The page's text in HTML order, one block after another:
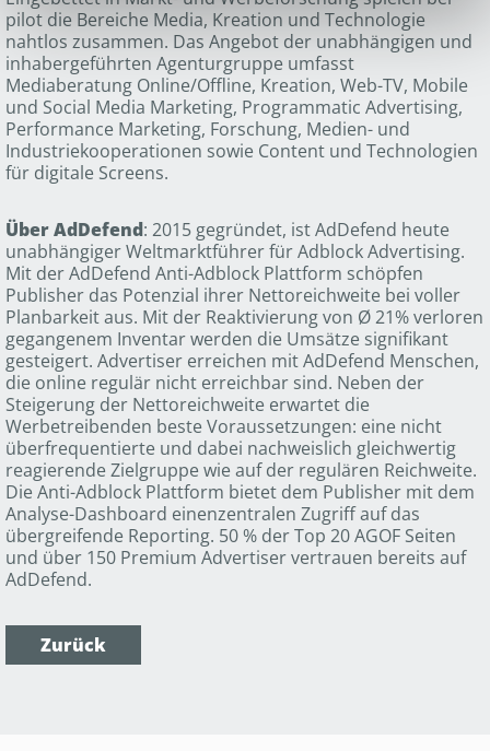
pilot die Bereiche Media, Kreation und Technologie
nahtlos zusammen. Das Angebot der unabhängigen und
inhabergeführten Agenturgruppe umfasst
Mediaberatung Online/Offline, Kreation, Web-TV, Mobile
und Social Media Marketing, Programmatic Advertising,
Performance Marketing, Forschung, Medien- und
Industriekooperationen sowie Content und Technologien
für digitale Screens.
Über AdDefend: 2015 gegründet, ist AdDefend heute
unabhängiger Weltmarktführer für Adblock Advertising.
Mit der AdDefend Anti-Adblock Plattform schöpfen
Publisher das Potenzial ihrer Nettoreichweite bei voller
Planbarkeit aus. Mit der Reaktivierung von Ø 21% verloren
gegangenem Inventar werden die Umsätze signifikant
gesteigert. Advertiser erreichen mit AdDefend Menschen,
die online regulär nicht erreichbar sind. Neben der
Steigerung der Nettoreichweite erwartet die
Werbetreibenden beste Voraussetzungen: eine nicht
überfrequentierte und dabei nachweislich gleichwertig
reagierende Zielgruppe wie auf der regulären Reichweite.
Die Anti-Adblock Plattform bietet dem Publisher mit dem
Analyse-Dashboard einenzentralen Zugriff auf das
übergreifende Reporting. 50 % der Top 20 AGOF Seiten
und über 150 Premium Advertiser vertrauen bereits auf
AdDefend.
Zurück